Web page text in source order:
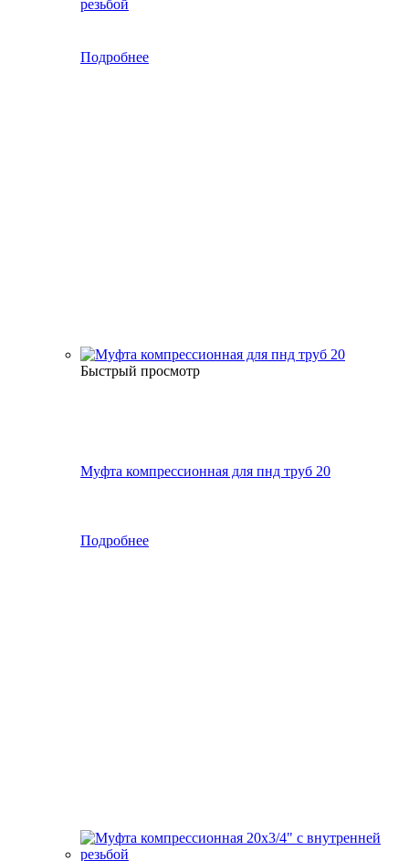
резьбой
Подробнее
Быстрый просмотр
Муфта компрессионная для пнд труб 20
Подробнее